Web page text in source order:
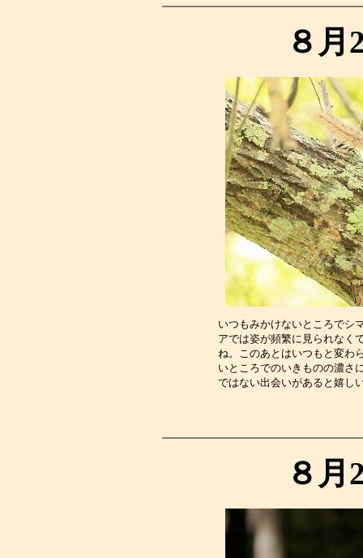
８月
いつもみかけないところでシ
アでは姿が頻繁に見られなく
ね。このあとはいつもと変わ
いところでのいきものの濃さ
ではない出会
８月